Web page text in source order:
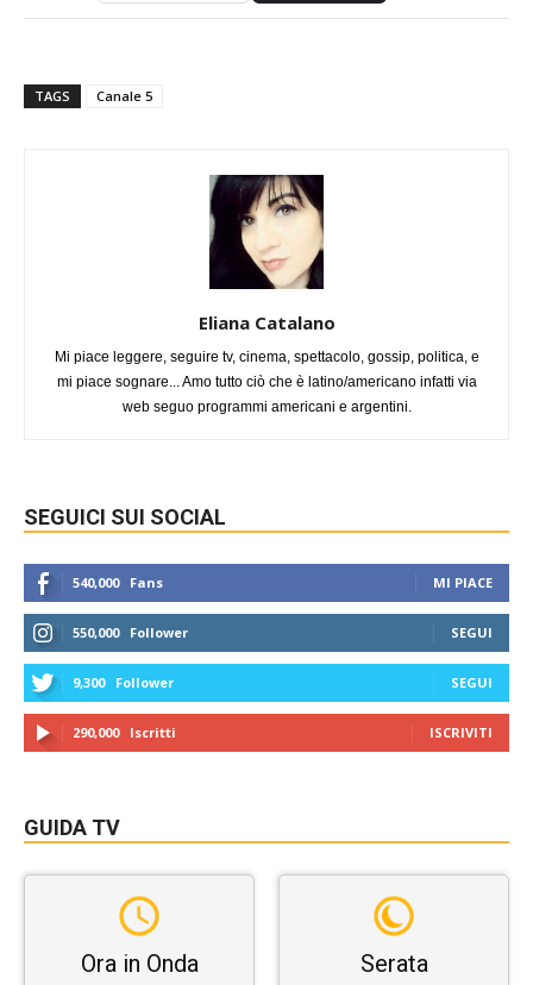
TAGS Canale 5
Eliana Catalano
Mi piace leggere, seguire tv, cinema, spettacolo, gossip, politica, e
mi piace sognare... Amo tutto ciò che è latino/americano infatti via
web seguo programmi americani e argentini.
SEGUICI SUI SOCIAL
540,000 Fans MI PIACE
550,000 Follower SEGUI
9,300 Follower SEGUI
290,000 Iscritti ISCRIVITI
GUIDA TV
Ora in Onda Serata